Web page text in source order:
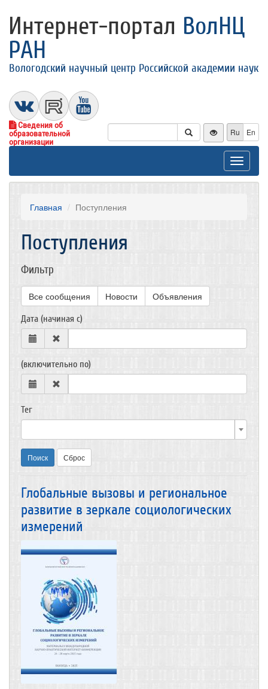
Интернет-портал ВолНЦ
РАН
Вологодский научный центр Российской академии наук
Сведения об
образовательной
организации
Ru En
Toggle
Главная Поступления
Поступления
Фильтр
Все сообщения Новости Объявления
Дата (начиная с)
(включительно по)
Тег
Поиск Сброс
Глобальные вызовы и региональное
развитие в зеркале социологических
измерений